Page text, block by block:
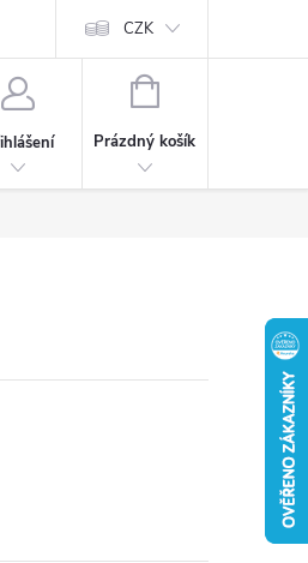
CZK
NÁKUPNÍ
Prázdný košík